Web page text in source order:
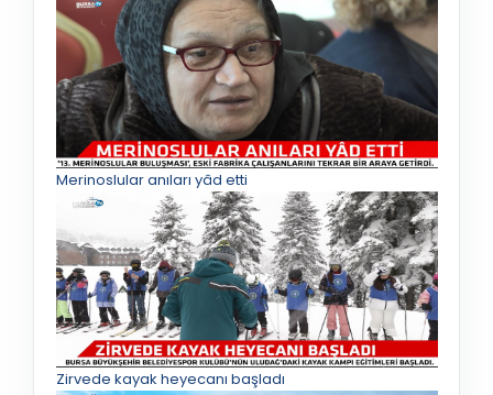
Merinoslular anıları yâd etti
Zirvede kayak heyecanı başladı